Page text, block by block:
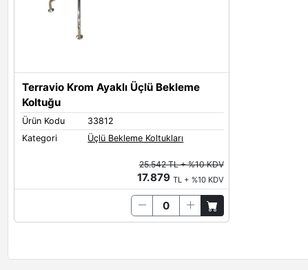
Terravio Krom Ayaklı Üçlü Bekleme
Koltuğu
Ürün Kodu
33812
Kategori
Üçlü Bekleme Koltukları
25.542 TL + %10 KDV
17.879 TL + %10 KDV